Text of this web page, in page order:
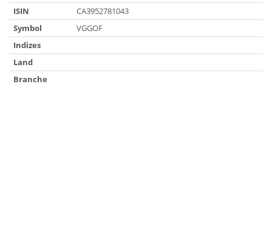
ISIN
CA3952781043
Symbol
VGGOF
Indizes
Land
Branche